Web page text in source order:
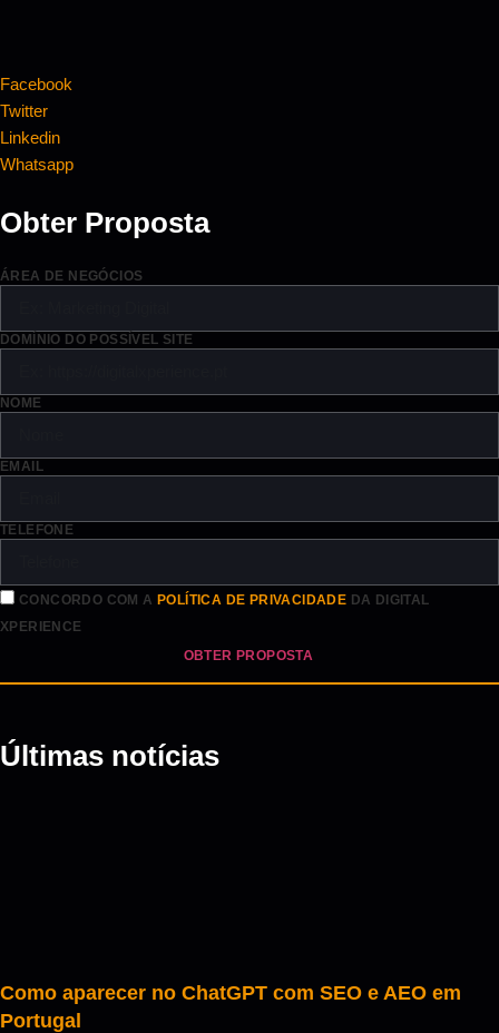
Facebook
Twitter
Linkedin
Whatsapp
Obter Proposta
ÁREA DE NEGÓCIOS
DOMÍNIO DO POSSÍVEL SITE
NOME
EMAIL
TELEFONE
CONCORDO COM APOLÍTICA DE PRIVACIDADE DA DIGITAL
XPERIENCE
OBTER PROPOSTA
Últimas notícias
Como aparecer no ChatGPT com SEO e AEO em
Portugal